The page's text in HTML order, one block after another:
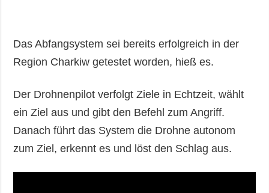
Das Abfangsystem sei bereits erfolgreich in der
Region Charkiw getestet worden, hieß es.
Der Drohnenpilot verfolgt Ziele in Echtzeit, wählt
ein Ziel aus und gibt den Befehl zum Angriff.
Danach führt das System die Drohne autonom
zum Ziel, erkennt es und löst den Schlag aus.